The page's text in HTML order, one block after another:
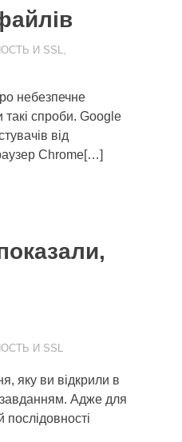
И SSL
небезпечне
такі спроби. Google
від
Chrome[…]
И SSL
яку ви відкрили в
Адже для
послідовності